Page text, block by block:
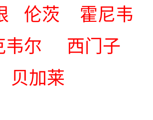
伦茨 霍尼韦
韦尔 西门子
加莱